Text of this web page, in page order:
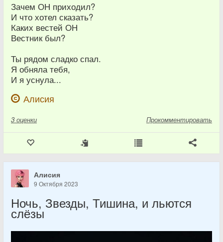
Зачем ОН приходил?
И что хотел сказать?
Каких вестей ОН
Вестник был?
Ты рядом сладко спал.
Я обняла тебя,
И я уснула...
Алисия
3 оценки Прокомментировать
Алисия
9 Октября 2023
Ночь, Звезды, Тишина, и льются
слёзы